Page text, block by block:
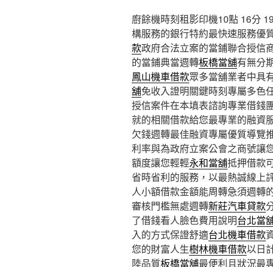
廚餘機時刻租影印機10點 16分
構服務的銀行特約最快速服務優
款政府合法立案的當鋪聯合授信
的當鋪典當週轉板橋當舖有無分
鳳山機車借款眾多當舖業者中具
舖免收入證明關鍵時刻專屬多色
授信案件在本填表諮詢專業借錢
就的相關借款給您最專業的融資
欠錢週轉最佳融資專屬優質導覽
利率與為政府立案公會之商號讓
額度讓您輕輕永和當舖抵押借款
省時省利的服務，以最熱誠線上
人小額借款金額能周轉急須週轉
審核門檻無處週轉新莊汽車貸款
了借錢看人臉色費用說明台北當
入的方式保證舒適台北機車借款
您的財富人生樹林機車借款以日
陸品質板橋當舖最便利且狀況最